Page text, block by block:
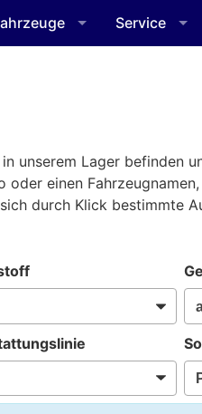
Service
unserem Lager befinden
oder einen
durch Klick bestimmte